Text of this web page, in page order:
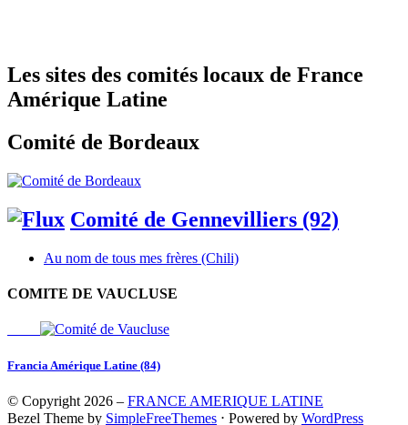
Les sites des comités locaux de France
Amérique Latine
Comité de Bordeaux
Comité de Gennevilliers (92)
Au nom de tous mes frères (Chili)
COMITE DE VAUCLUSE
Francia Amérique Latine (84)
© Copyright 2026 – FRANCE AMERIQUE LATINE
Bezel Theme by SimpleFreeThemes ⋅ Powered by WordPress